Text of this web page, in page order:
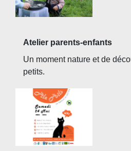
Atelier parents-enfants
Un moment nature et de
petits.